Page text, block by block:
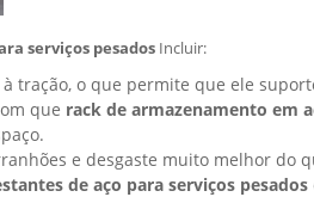
serviços pesados Incluir:
tração, o que permite que ele
que rack de armazenamento em
e desgaste muito melhor do
de aço para serviços pesados